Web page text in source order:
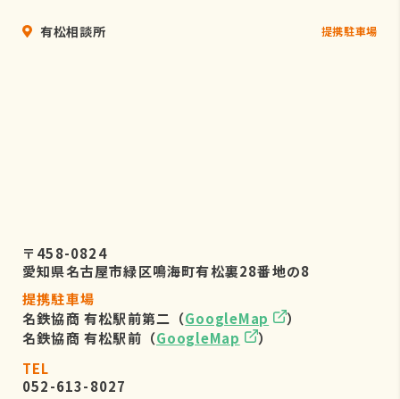
有松相談所 提携駐車場
〒458-0824
愛知県名古屋市緑区鳴海町有松裏28番地の8
提携駐車場
名鉄協商 有松駅前第二（GoogleMap
）
名鉄協商 有松駅前（GoogleMap
）
TEL
052-613-8027